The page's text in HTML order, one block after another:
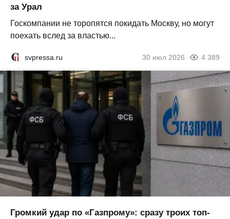
за Урал
Госкомпании не торопятся покидать Москву, но могут
поехать вслед за властью...
svpressa.ru 30 июл 2026 4 389
Громкий удар по «Газпрому»: сразу троих топ-